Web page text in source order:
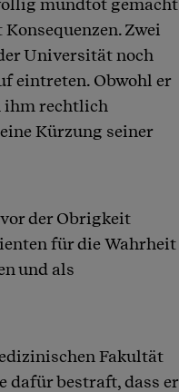
Zwei
Universität noch
eintreten. Obwohl er
ihm rechtlich
Kürzung seiner
der Obrigkeit
für die Wahrheit
und als
Fakultät
dafür bestraft, dass er